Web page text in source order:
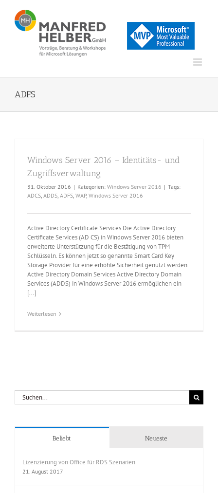
springen
ADFS
Windows Server 2016 – Identitäts- und
Zugriffsverwaltung
31. Oktober 2016 | Kategorien: Windows Server 2016 | Tags:
ADCS, ADDS, ADFS, WAP, Windows Server 2016
Active Directory Certificate Services Die Active Directory
Certificate Services (AD CS) in Windows Server 2016 bieten
erweiterte Unterstützung für die Bestätigung von TPM
Schlüsseln. Es können jetzt so genannte Smart Card Key
Storage Provider für eine erhöhte Sicherheit genutzt werden.
Active Directory Domain Services Active Directory Domain
Services (ADDS) in Windows Server 2016 ermöglichen ein
[...]
Weiterlesen
Suche
nach:
Beliebt Neueste
Lizenzierung von Office für RDS Szenarien
21. August 2017